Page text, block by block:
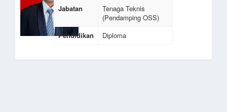
Jabatan
Tenaga Teknis
(Pendamping OSS)
Pendidikan
Diploma